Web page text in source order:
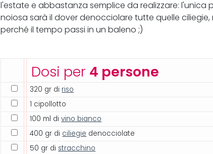
l'estate e abbastanza semplice da realizzare: l'unica
noiosa sarà il dover denocciolare tutte quelle
perché il tempo passi in un baleno ;)
Dosi per 4 persone
320 gr di riso
1 cipollotto
100 ml divino bianco
400 gr di ciliegie denocciolate
50 gr di stracchino